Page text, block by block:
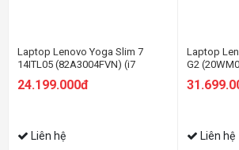
Laptop Lenovo Yoga Slim 7
14ITL05 (82A3004FVN) (i7
1165G7/8GB RAM/512GB
SSD/14 FHD/Win/Xanh rêu)
24.199.000đ
Liên hệ
Laptop
G2
1135G7/
SSD/14
Liên hệ